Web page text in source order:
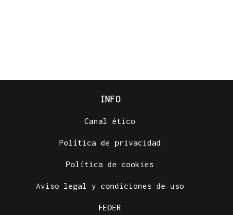
INFO
Canal ético
Política de privacidad
Política de cookies
Aviso legal y condiciones de uso
FEDER